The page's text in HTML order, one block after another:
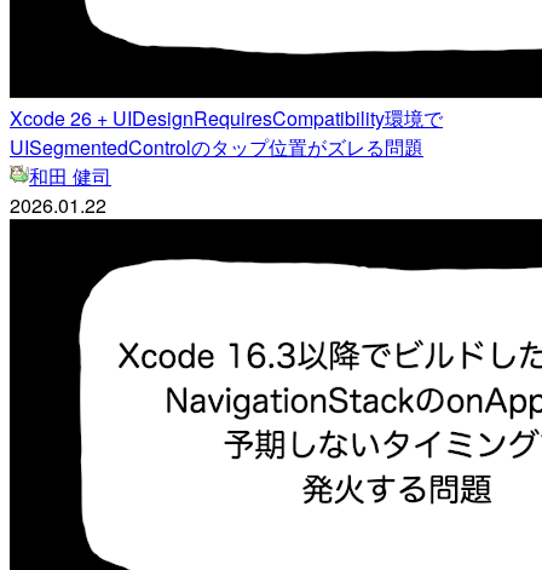
Xcode 26 + UIDesignRequiresCompatibility環境で
UISegmentedControlのタップ位置がズレる問題
和田 健司
2026.01.22